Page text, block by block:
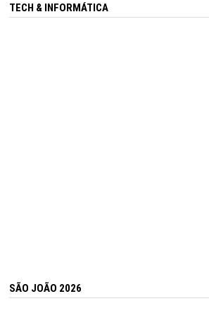
TECH & INFORMÁTICA
SÃO JOÃO 2026